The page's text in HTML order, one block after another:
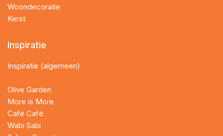
Woondecoratie
Kerst
Inspiratie
Inspiratie (algemeen)
Olive Garden
More is More
Café Café
Wabi Sabi